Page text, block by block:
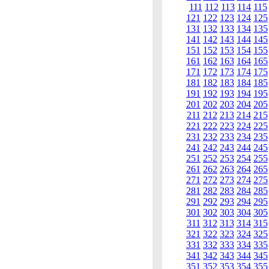
111 112 113 114 115
121 122 123 124 125
131 132 133 134 135
141 142 143 144 145
151 152 153 154 155
161 162 163 164 165
171 172 173 174 175
181 182 183 184 185
191 192 193 194 195
201 202 203 204 205
211 212 213 214 215
221 222 223 224 225
231 232 233 234 235
241 242 243 244 245
251 252 253 254 255
261 262 263 264 265
271 272 273 274 275
281 282 283 284 285
291 292 293 294 295
301 302 303 304 305
311 312 313 314 315
321 322 323 324 325
331 332 333 334 335
341 342 343 344 345
351 352 353 354 355